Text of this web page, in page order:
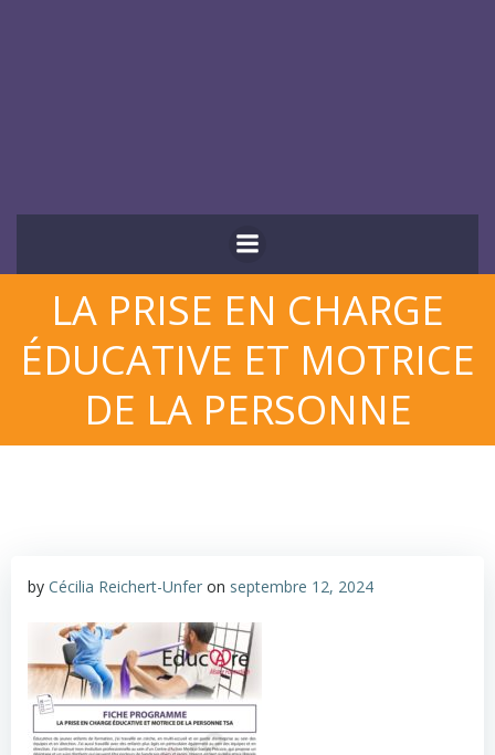
LA PRISE EN CHARGE
ÉDUCATIVE ET MOTRICE
DE LA PERSONNE
by Cécilia Reichert-Unfer on septembre 12, 2024